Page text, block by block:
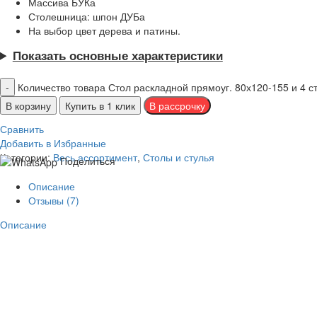
Столешница: шпон ДУБа
На выбор цвет дерева и патины.
Показать основные характеристики
Количество товара Стол раскладной прямоуг. 80х120-155 и 4
В корзину
Купить в 1 клик
Сравнить
Добавить в Избранные
Категории: Весь ассортимент, Столы и стулья
Поделиться
Описание
Отзывы (7)
Описание